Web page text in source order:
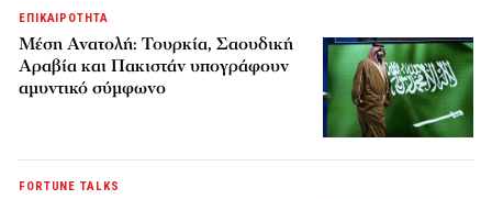
ΕΠΙΚΑΙΡΟΤΗΤΑ
Μέση Ανατολή: Τουρκία, Σαουδική
Αραβία και Πακιστάν υπογράφουν
αμυντικό σύμφωνο
FORTUNE TALKS